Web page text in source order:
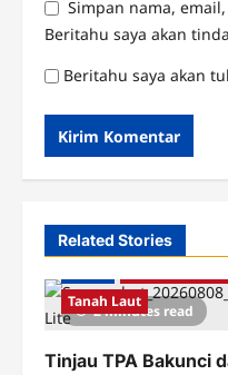
Simpan nama,
Beritahu saya akan
Beritahu saya akan
Related Stories
2 minutes read
Tanah Laut
Tinjau TPA Bakunci